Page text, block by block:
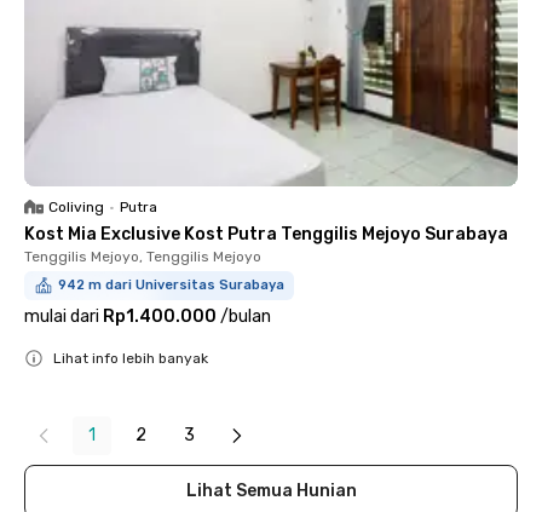
Coliving • Putra
Kost Mia Exclusive Kost Putra Tenggilis Mejoyo Surabaya
Tenggilis Mejoyo, Tenggilis Mejoyo
942 m dari Universitas Surabaya
mulai dari Rp1.400.000 /bulan
Lihat info lebih banyak
1 2 3
Lihat Semua Hunian